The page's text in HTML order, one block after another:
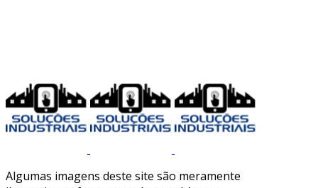
Algumas imagens deste site são meramente